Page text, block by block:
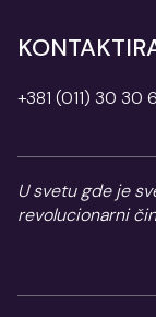
+381 (011) 30 30
U svetu gde je
revolucionarni